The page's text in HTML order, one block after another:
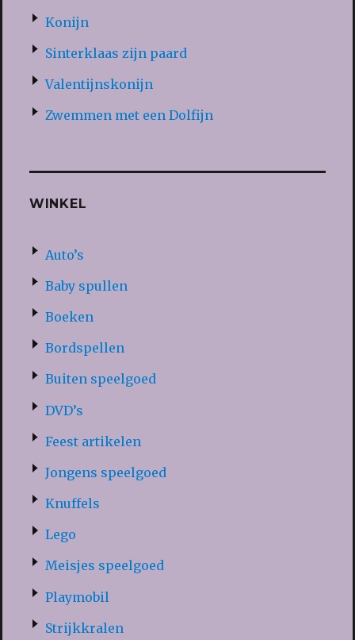
Konijn
Sinterklaas zijn paard
Valentijnskonijn
Zwemmen met een Dolfijn
WINKEL
Auto’s
Baby spullen
Boeken
Bordspellen
Buiten speelgoed
DVD’s
Feest artikelen
Jongens speelgoed
Knuffels
Lego
Meisjes speelgoed
Playmobil
Strijkkralen